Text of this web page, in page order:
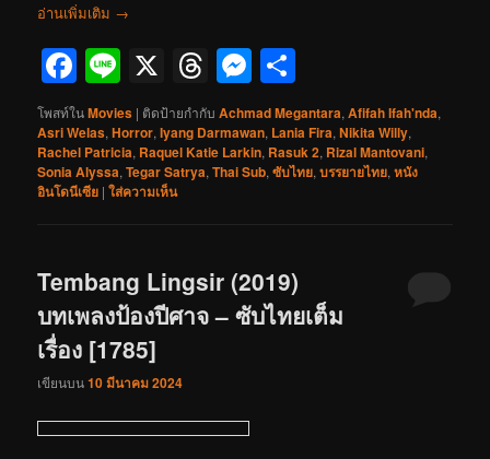
อ่านเพิ่มเติม →
Facebook
Line
X Threads
Messenger
โพสท์ในMovies | ติดป้ายกำกับ Achmad Megantara,Afifah Ifah'nda,
Asri Welas,Horror,Iyang Darmawan, Lania Fira,Nikita Willy,
Rachel Patricia, Raquel Katie Larkin, Rasuk 2, Rizal Mantovani,
Sonia Alyssa,Tegar Satrya,Thai Sub,ซับไทย,บรรยายไทย,หนัง
อินโดนีเซีย |ใส่ความเห็น
Tembang Lingsir (2019)
บทเพลงป้องปีศาจ – ซับไทยเต็ม
เรื่อง [1785]
เขียนบน10 มีนาคม 2024